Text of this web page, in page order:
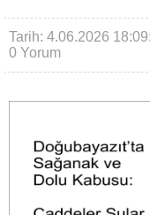
Tarih: 4.06.2026
0 Yorum